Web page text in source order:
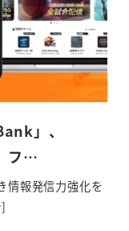
」、
フ…
報発信力強化を